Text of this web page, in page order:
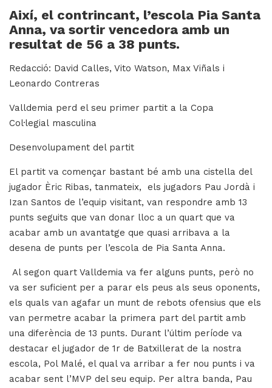
Així, el contrincant, l’escola Pia Santa
Anna, va sortir vencedora amb un
resultat de 56 a 38 punts.
Redacció: David Calles, Vito Watson, Max Viñals i
Leonardo Contreras
Valldemia perd el seu primer partit a la Copa
Col·legial masculina
Desenvolupament del partit
El partit va començar bastant bé amb una cistella del
jugador Èric Ribas, tanmateix, els jugadors Pau Jordà i
Izan Santos de l’equip visitant, van respondre amb 13
punts seguits que van donar lloc a un quart que va
acabar amb un avantatge que quasi arribava a la
desena de punts per l’escola de Pia Santa Anna.
Al segon quart Valldemia va fer alguns punts, però no
va ser suficient per a parar els peus als seus oponents,
els quals van agafar un munt de rebots ofensius que els
van permetre acabar la primera part del partit amb
una diferència de 13 punts. Durant l’últim període va
destacar el jugador de 1r de Batxillerat de la nostra
escola, Pol Malé, el qual va arribar a fer nou punts i va
acabar sent l’MVP del seu equip. Per altra banda, Pau